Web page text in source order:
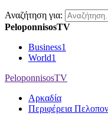
Αναζήτηση για:
PeloponnisosTV
Business1
World1
PeloponnisosTV
Αρκαδία
Περιφέρεια